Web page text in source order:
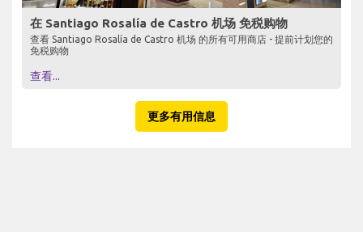
在 Santiago Rosalía de Castro 机场 免税购物
查看 Santiago Rosalía de Castro 机场 的所有可用商店 - 提前计划您的
免税购物
查看...
更多有用信息